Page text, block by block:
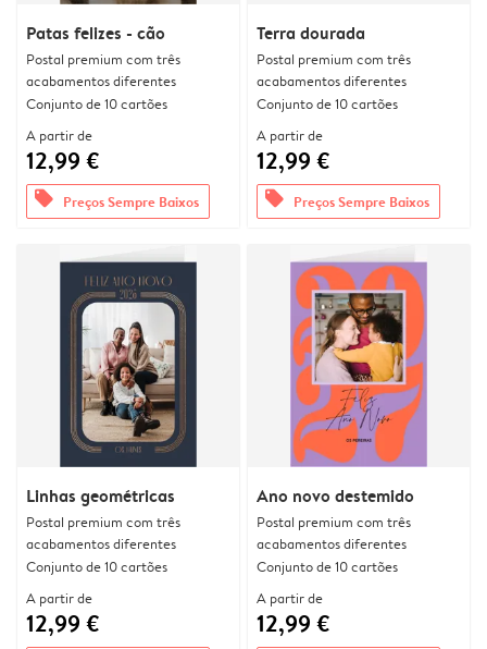
Patas felizes - cão
Postal premium com três
acabamentos diferentes
Conjunto de 10 cartões
A partir de
12,99 €
offers Preços Sempre Baixos
Terra dourada
Postal premium com três
acabamentos diferentes
Conjunto de 10 cartões
A partir de
12,99 €
offers Preços Sempre Baixos
Linhas geométricas
Postal premium com três
acabamentos diferentes
Conjunto de 10 cartões
A partir de
12,99 €
Ano novo destemido
Postal premium com três
acabamentos diferentes
Conjunto de 10 cartões
A partir de
12,99 €